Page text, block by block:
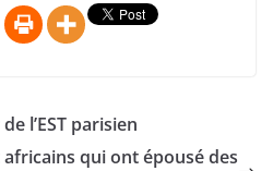
l’EST parisien
africains qui ont épousé des